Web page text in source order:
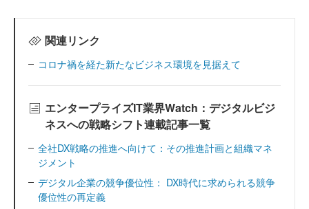
関連リンク
コロナ禍を経た新たなビジネス環境を見据えて
エンタープライズIT業界Watch：デジタルビジ
ネスへの戦略シフト連載記事一覧
全社DX戦略の推進へ向けて：その推進計画と組織マネ
ジメント
デジタル企業の競争優位性： DX時代に求められる競争
優位性の再定義